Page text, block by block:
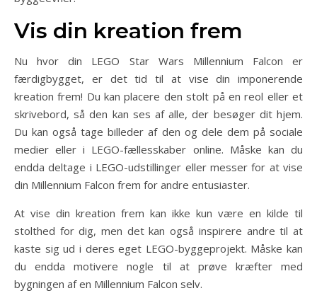
Vis din kreation frem
Nu hvor din LEGO Star Wars Millennium Falcon er
færdigbygget, er det tid til at vise din imponerende
kreation frem! Du kan placere den stolt på en reol eller et
skrivebord, så den kan ses af alle, der besøger dit hjem.
Du kan også tage billeder af den og dele dem på sociale
medier eller i LEGO-fællesskaber online. Måske kan du
endda deltage i LEGO-udstillinger eller messer for at vise
din Millennium Falcon frem for andre entusiaster.
At vise din kreation frem kan ikke kun være en kilde til
stolthed for dig, men det kan også inspirere andre til at
kaste sig ud i deres eget LEGO-byggeprojekt. Måske kan
du endda motivere nogle til at prøve kræfter med
bygningen af en Millennium Falcon selv.